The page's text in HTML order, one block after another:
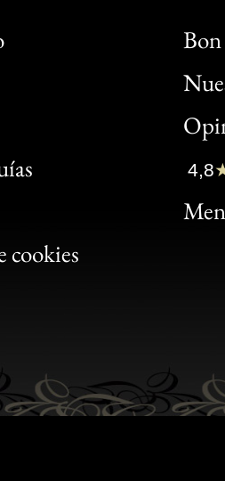
cookies
Bon
Clic
Bon
4,8